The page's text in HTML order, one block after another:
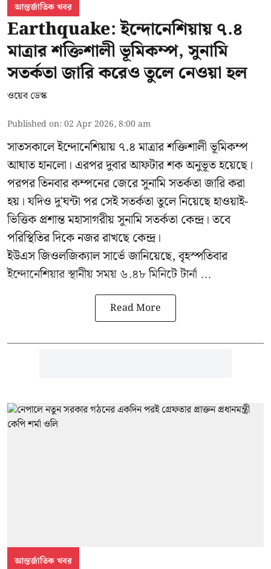
আন্তর্জাতিক খবর
Earthquake: ইন্দোনেশিয়ায় ৭.৪
মাত্রার শক্তিশালী ভূমিকম্প, সুনামি
সতর্কতা জারি করেও তুলে নেওয়া হল
ওয়েব ডেস্ক
Published on:02 Apr 2026, 8:00 am
সাতসকালে ইন্দোনেশিয়ায় ৭.৪ মাত্রার শক্তিশালী ভূমিকম্প
আঘাত হানলো। এরপর দুবার আফটার শক অনুভূত হয়েছে।
পরপর তিনবার কম্পনের জেরে সুনামি সতর্কতা জারি করা
হয়। যদিও দু'ঘন্টা পর সেই সতর্কতা তুলে নিয়েছে হাওয়াই-
ভিত্তিক প্রশান্ত মহাসাগরীয় সুনামি সতর্কতা কেন্দ্র। তবে
পরিস্থিতির দিকে নজর রাখছে কেন্দ্র।
ইউএস জিওলজিক্যাল সার্ভে জানিয়েছে, বৃহস্পতিবার
ইন্দোনেশিয়ার স্থানীয় সময় ৬.৪৮ মিনিটে টার্না ...
Read More
আন্তর্জাতিক খবর